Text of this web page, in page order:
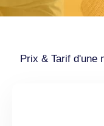
Prix & Tarif d'une